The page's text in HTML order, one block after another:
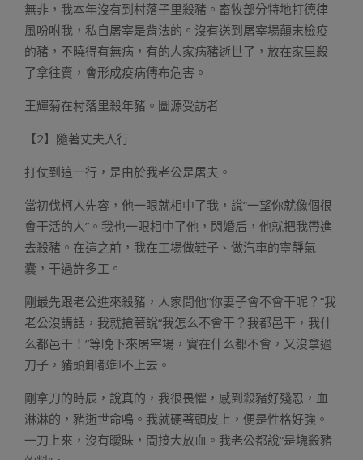
無非，我本年沒有到村落子里殺豬。畜牧部分特地打德律
風吩咐我，私自屠宰是背法的。沒有送到屠宰場顛末檢疫
的豬，不曉得有無病，有的人家病豬逝世了，放在家里殺
了拿往賣，會形成疫病傳布危害。
王輝菊在村落里殺年豬。圖源受訪者
【2】隨著丈夫入行
打仗到這一行，是由於我老公是屠夫。
當初伐柯人先容，他一眼就相中了我，說“一望你就像個很
會干活的人”。我也一眼相中了他，閃婚后，他就把我帶進
去殺豬。在這之前，我在工場做鞋子、做汽車的寧靜氣
囊，干過許多工。
剛最先跟老公進來殺豬，人家問他“你妻子會不會干呢？”我
老公沒講話，我就搶著說“我怎么不會干？我都邑干，我什
么都邑干！”等晚下來屠宰場，實在什么都不會，又沒拿過
刀子，豬頭卸都卸不上去。
剛拿刀的時辰，說真的，我很畏懼，感到殺豬好殘忍，血
淋淋的，豬逝世命鳴。我就硬著頭皮上，便是性格好強。
一刀上來，沒有曖昧，間接大放血。我老公都說“是塊殺豬